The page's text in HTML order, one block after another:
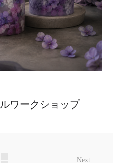
ワークショップ
Next